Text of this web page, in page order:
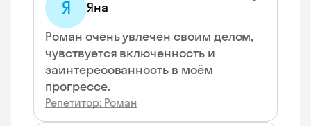
Я Яна
Роман очень увлечен своим делом,
чувствуется включенность и
заинтересованность в моём
прогрессе.
Репетитор: Роман